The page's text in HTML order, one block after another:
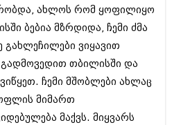
ახლოს რომ ყოფილიყო
ბებია მზრდიდა, ჩემი ძმა
გახლეჩილები ვიყავით
თბილისში და
ჩემი მშობლები ახლაც
მიმართ
მაქვს. მიყვარს